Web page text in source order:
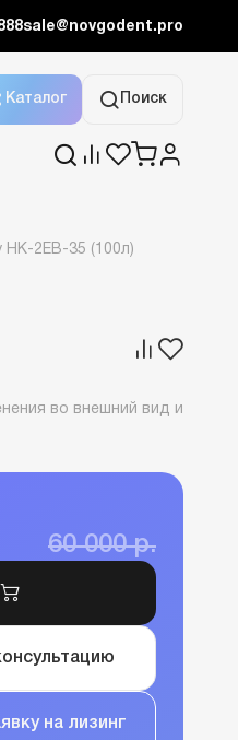
sale@novgodent.pro
Каталог Поиск
2EВ-35 (100л)
во внешний вид и
60 000 р.
на лизинг